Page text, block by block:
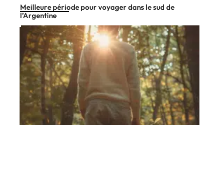
Meilleure période pour voyager dans le sud de
l’Argentine